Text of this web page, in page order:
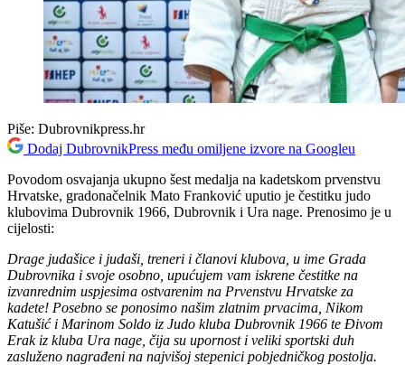
Piše: Dubrovnikpress.hr
Dodaj DubrovnikPress među omiljene izvore na Googleu
Povodom osvajanja ukupno šest medalja na kadetskom prvenstvu
Hrvatske, gradonačelnik Mato Franković uputio je čestitku judo
klubovima Dubrovnik 1966, Dubrovnik i Ura nage. Prenosimo je u
cijelosti:
Drage judašice i judaši, treneri i članovi klubova, u ime Grada
Dubrovnika i svoje osobno, upućujem vam iskrene čestitke na
izvanrednim uspjesima ostvarenim na Prvenstvu Hrvatske za
kadete! Posebno se ponosimo našim zlatnim prvacima, Nikom
Katušić i Marinom Soldo iz Judo kluba Dubrovnik 1966 te Đivom
Erak iz kluba Ura nage, čija su upornost i veliki sportski duh
zasluženo nagrađeni na najvišoj stepenici pobjedničkog postolja.